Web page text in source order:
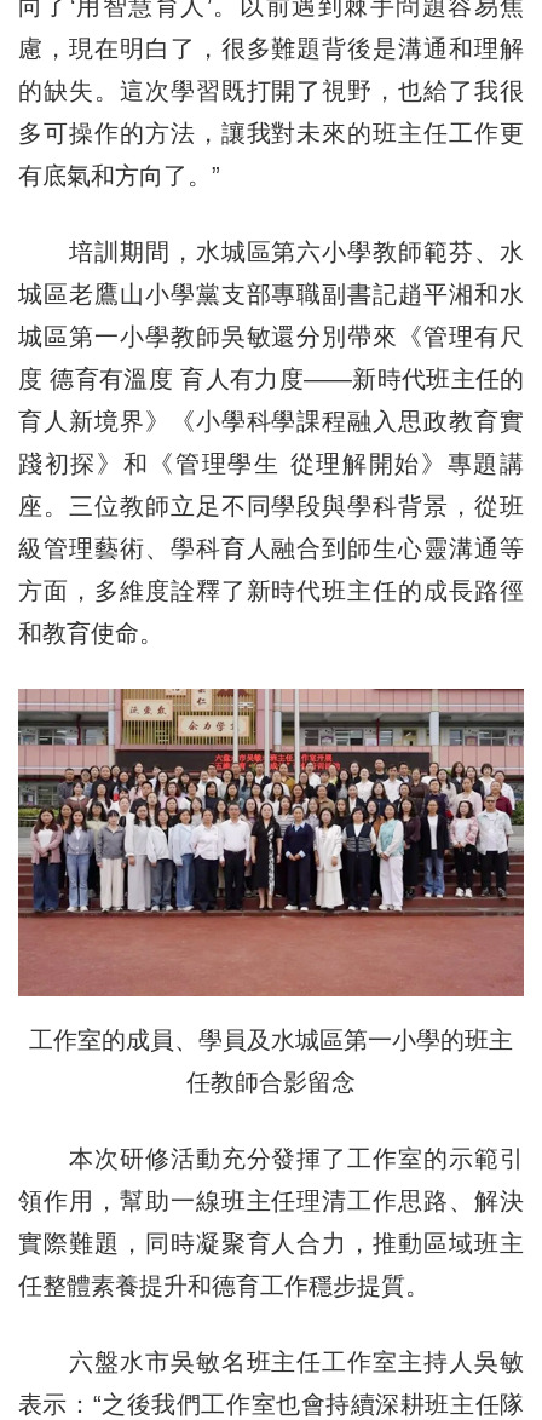
向了‘用智慧育人’。以前遇到棘手問題容易焦
慮，現在明白了，很多難題背後是溝通和理解
的缺失。這次學習既打開了視野，也給了我很
多可操作的方法，讓我對未來的班主任工作更
有底氣和方向了。”
培訓期間，水城區第六小學教師範芬、水
城區老鷹山小學黨支部專職副書記趙平湘和水
城區第一小學教師吳敏還分別帶來《管理有尺
度 德育有溫度 育人有力度——新時代班主任的
育人新境界》《小學科學課程融入思政教育實
踐初探》和《管理學生 從理解開始》專題講
座。三位教師立足不同學段與學科背景，從班
級管理藝術、學科育人融合到師生心靈溝通等
方面，多維度詮釋了新時代班主任的成長路徑
和教育使命。
工作室的成員、學員及水城區第一小學的班主
任教師合影留念
本次研修活動充分發揮了工作室的示範引
領作用，幫助一線班主任理清工作思路、解決
實際難題，同時凝聚育人合力，推動區域班主
任整體素養提升和德育工作穩步提質。
六盤水市吳敏名班主任工作室主持人吳敏
表示：“之後我們工作室也會持續深耕班主任隊